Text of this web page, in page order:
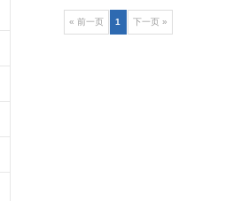
« 前一页 1 下一页 »